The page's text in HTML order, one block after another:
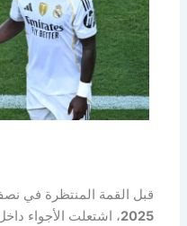
قبل القمة المنتظرة في
2025، اشتعلت الأجواء